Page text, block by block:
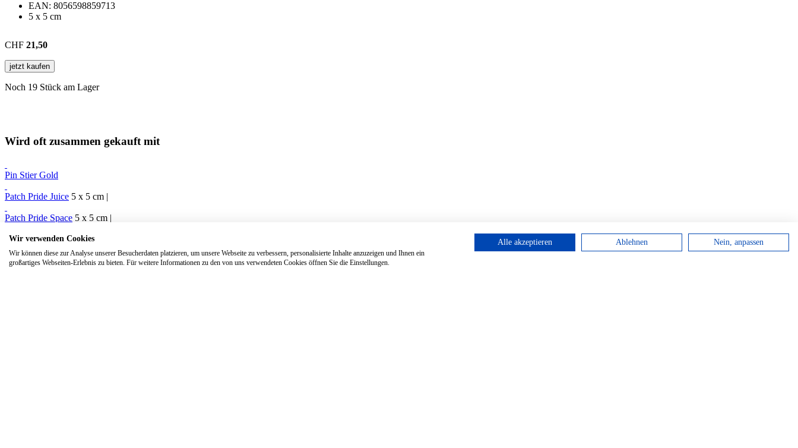
EAN: 8056598859713
5 x 5 cm
CHF 21,50
jetzt kaufen
Noch 19 Stück am Lager
Wird oft zusammen gekauft mit
Pin Stier Gold
Patch Pride Juice 5 x 5 cm |
Patch Pride Space 5 x 5 cm |
Wir verwenden Cookies
Wir können diese zur Analyse unserer Besucherdaten platzieren, um unsere Webseite zu verbessern, personalisierte Inhalte anzuzeigen und Ihnen ein
großartiges Webseiten-Erlebnis zu bieten. Für weitere Informationen zu den von uns verwendeten Cookies öffnen Sie die Einstellungen.
Alle akzeptieren Ablehnen Nein, anpassen